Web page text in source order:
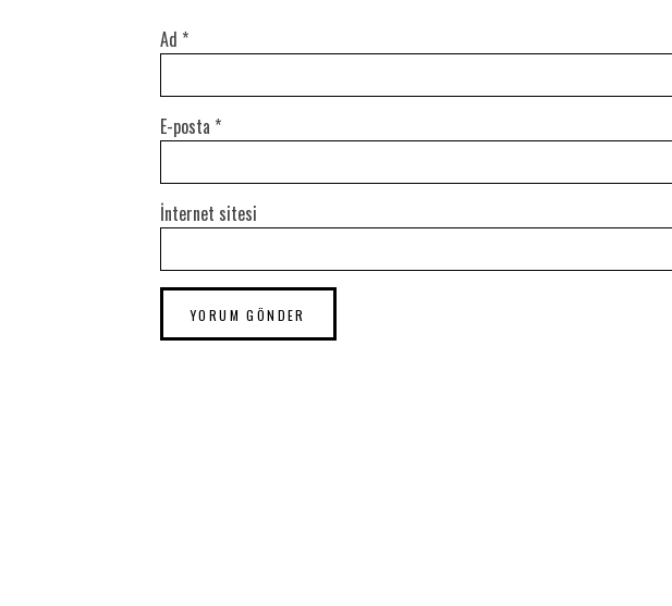
Ad *
E-posta *
İnternet sitesi